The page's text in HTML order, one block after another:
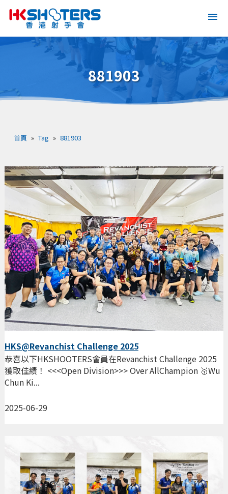
881903
首頁 » Tag » 881903
HKS@Revanchist Challenge 2025
2025-06-29
恭喜以下HKSHOOTERS會員在Revanchist Challenge 2025
獲取佳績！ <<<Open Division>>> Over AllChampion 🥇Wu
Chun Ki...